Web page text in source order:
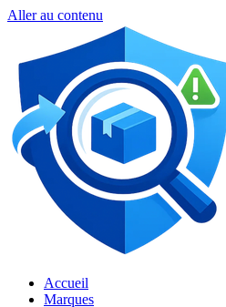
Aller au contenu
Accueil
Marques